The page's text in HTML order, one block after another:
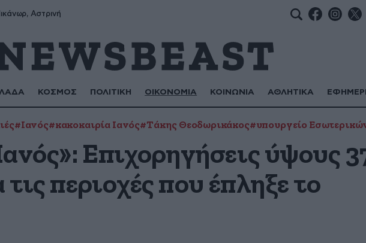
Αστρινή
ΚΟΣΜΟΣ ΠΟΛΙΤΙΚΗ ΟΙΚΟΝΟΜΙΑ ΚΟΙΝΩΝΙΑ ΑΘΛΗΤΙΚΑ
#Ιανός#κακοκαιρία Ιανός#Τάκης Θεοδωρικάκος#υπουργείο
Επιχορηγήσεις ύψους
περιοχές που έπληξε το